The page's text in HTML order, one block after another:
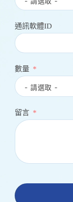
通訊軟體ID
數量
留言